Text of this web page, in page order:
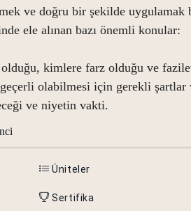
ve doğru bir şekilde uygulamak
ele alınan bazı önemli konular:
kimlere farz olduğu ve
olabilmesi için gerekli şartlar
ve niyetin vakti.
Üniteler
Sertifika